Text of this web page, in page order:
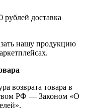
рублей доставка
нашу продукцию
возврата товара в
РФ — Законом «О